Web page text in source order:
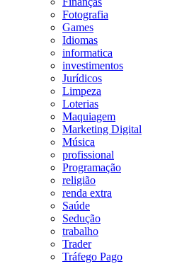
Fotografia
Games
Idiomas
informatica
investimentos
Jurídicos
Limpeza
Loterias
Maquiagem
Marketing Digital
Música
profissional
Programação
religião
renda extra
Saúde
Sedução
trabalho
Trader
Tráfego Pago